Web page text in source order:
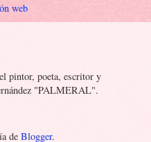
web
pintor, poeta, escritor y
"PALMERAL".
de Blogger.